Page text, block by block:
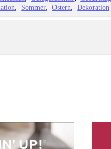
Sommer Ostern Dekoration